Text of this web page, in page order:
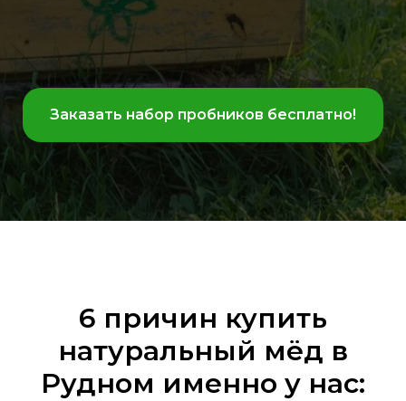
Заказать набор пробников бесплатно!
6 причин купить
натуральный мёд в
Рудном именно у нас: